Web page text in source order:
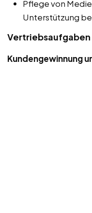
Pflege von
Unterstützung
Vertriebsaufgaben
Kundengewinnung